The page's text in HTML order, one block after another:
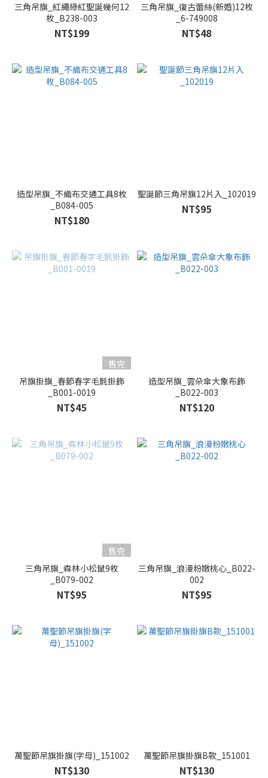
三角吊旗_紅繩綠紅聖誕幾何12
枚_B238-003
NT$199
三角吊旗_復古蕾絲(新婚)12枚
_6-749008
NT$48
造型吊旗_不織布交通工具8枚
_B084-005
NT$180
聖誕節三角吊旗12片入_102019
NT$95
售完
吊旗掛旗_春節春字毛氈掛飾
_B001-0019
NT$45
造型吊旗_雲朵傘大象布飾
_B022-003
NT$120
售完
三角吊旗_森林小松鼠9枚
_B079-002
NT$95
三角吊旗_浪漫粉嫩桃心_B022-
002
NT$95
萬聖節吊旗掛旗(字母)_151002
NT$130
萬聖節吊旗掛旗B款_151001
NT$130